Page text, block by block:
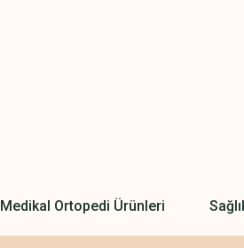
Medikal Ortopedi Ürünleri